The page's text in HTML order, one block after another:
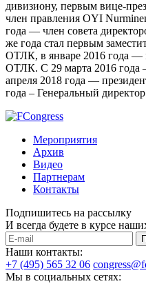
дивизиону, первым вице-
член правления OYI
года — член совета
же года стал первым
ОТЛК, в январе 2016 года
ОТЛК. С 29 марта 2016
апреля 2018 года —
года – Генеральный
Мероприятия
Архив
Видео
Партнерам
Контакты
Подпишитесь на рассылку
И всегда будете в курсе
Наши контакты:
+7 (495) 565 32 06
Мы в социальных сетях: